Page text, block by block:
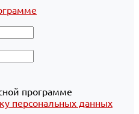
программе
персональных данных